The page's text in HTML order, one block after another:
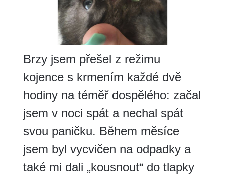
Brzy jsem přešel z režimu
kojence s krmením každé dvě
hodiny na téměř dospělého: začal
jsem v noci spát a nechal spát
svou paničku. Během měsíce
jsem byl vycvičen na odpadky a
také mi dali „kousnout“ do tlapky